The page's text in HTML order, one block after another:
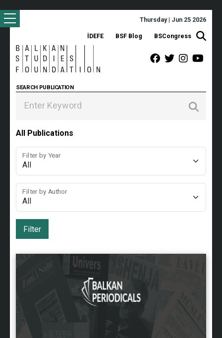
Thursday | Jun 25 2026
İDEFE BSF Blog BSCongress
SEARCH PUBLICATION
All Publications
Filter by Year
Filter by Author